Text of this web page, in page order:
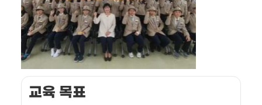
교육 목표